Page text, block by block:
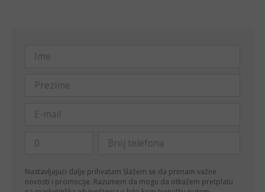
Nastavljajući dalje prihvatam Slažem se da primam važne
novosti i promocije. Razumem da mogu da otkažem pretplatu